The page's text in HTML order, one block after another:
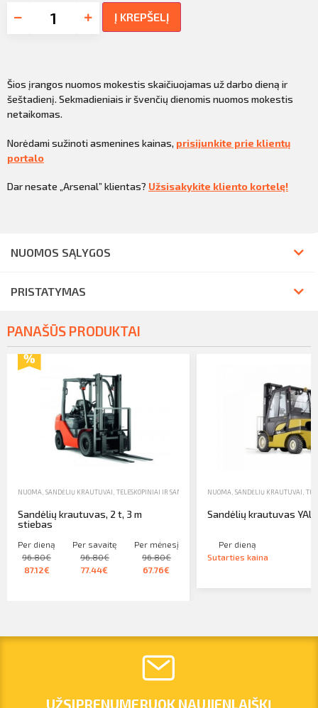
Į KREPŠELĮ
Šios įrangos nuomos mokestis skaičiuojamas už darbo dieną ir
šeštadienį. Sekmadieniais ir švenčių dienomis nuomos mokestis
netaikomas.
Norėdami sužinoti asmenines kainas, prisijunkite prie klientų
portalo
Dar nesate „Arsenal” klientas? Užsisakykite kliento kortelę!
NUOMOS SĄLYGOS
PRISTATYMAS
PANAŠŪS PRODUKTAI
NUOMA SANDĖLIŲ KRAUTUVAI TELESKOPINIAI IR SANDĖLIŲ KRAUTUVAI
Sandėlių krautuvas, 2 t, 3 m
stiebas
Per dieną
96.80€
87.12€
Per savaitę
96.80€
77.44€
Per mėnesį
96.80€
67.76€
NUOMA SANDĖLIŲ KRAUTUVAI
Sandėlių krautuvas
Per dieną
Sutarties kaina
UŽSIPRENUMERUOK NAUJIENLAIŠKĮ